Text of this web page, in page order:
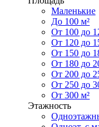
Маленькие
До 100 м²
От 100 до
От 120 до
От 150 до
От 180 до
От 200 до
От 250 до
От 300 м²
Этажность